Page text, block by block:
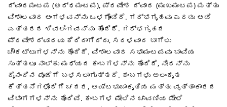
ದ್ವಾರಮಂಟಪ (ಅರ್ಧಮಂಟಪ), ಪ್ರವೇಶ ದ್ವಾರ (ಮುಖಮಂಟಪ) ಮತ್ತು
ವಿಶಾಲವಾದ ಅಂಗಳವನ್ನು ಒಳಗೊಂಡಿದೆ. ಗರ್ಭಗೃಹವು ಎರಡು ಅಡಿ
ಎತ್ತರದ ಶಿವಲಿಂಗವನ್ನು ಹೊಂದಿದೆ. ಗರ್ಭಗೃಹದ
ಪ್ರವೇಶದ್ವಾರವು ಕಿರಿದಾಗಿದ್ದು, ಸರಳವಾದ ಬಾಗಿಲು
ಚೌಕಟ್ಟುಗಳನ್ನು ಹೊಂದಿದೆ. ವಿಶಾಲವಾದ ಸಭಾಮಂಟಪವು ಬಾವಿಯ
ಸುತ್ತಲೂ ನಾಲ್ಕು ಮಧ್ಯದ ಕಂಬಗಳನ್ನು ಹೊಂದಿದೆ, ನೀರನ್ನು
ದೈನಂದಿನ ಪೂಜೆಗೆ ಬಳಸಲಾಗುತ್ತದೆ. ಕಂಬಗಳು ಅಲಂಕೃತ
ಕೆತ್ತನೆಗಳೊಂದಿಗೆ ಚದರ, ಅಷ್ಟಭುಜಾಕೃತಿಯ ಮತ್ತು ವೃತ್ತಾಕಾರದ
ವಿಭಾಗಗಳನ್ನು ಹೊಂದಿವೆ. ಕಂಬಗಳ ಮೇಲಿನ ಚಾವಣಿಯ ಮೇಲೆ